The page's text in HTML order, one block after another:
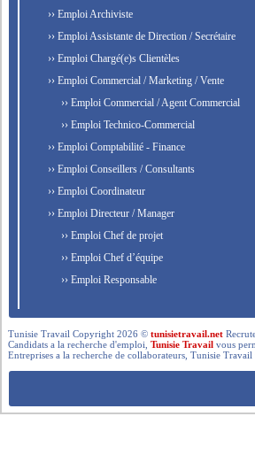
›› Emploi Archiviste
›› Emploi Assistante de Direction / Secrétaire
›› Emploi Chargé(e)s Clientèles
›› Emploi Commercial / Marketing / Vente
›› Emploi Commercial / Agent Commercial
›› Emploi Technico-Commercial
›› Emploi Comptabilité - Finance
›› Emploi Conseillers / Consultants
›› Emploi Coordinateur
›› Emploi Directeur / Manager
›› Emploi Chef de projet
›› Emploi Chef d’équipe
›› Emploi Responsable
Tunisie Travail Copyright 2026 ©tunisietravail.net
Candidats a la recherche d'emploi,Tunisie Travail vous
Entreprises a la recherche de collaborateurs, Tunisie